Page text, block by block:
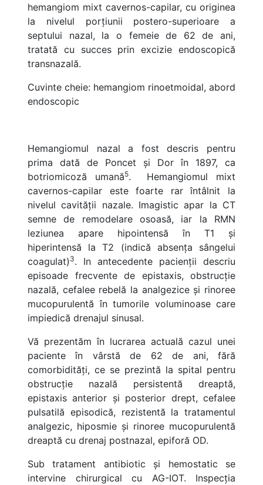
hemangiom mixt cavernos-capilar, cu originea
la nivelul porțiunii postero-superioare a
septului nazal, la o femeie de 62 de ani,
tratată cu succes prin excizie endoscopică
transnazală.
Cuvinte cheie: hemangiom rinoetmoidal, abord
endoscopic
Hemangiomul nazal a fost descris pentru
prima dată de Poncet și Dor în 1897, ca
botriomicoză umană5. Hemangiomul mixt
cavernos-capilar este foarte rar întâlnit la
nivelul cavității nazale. Imagistic apar la CT
semne de remodelare osoasă, iar la RMN
leziunea apare hipointensă în T1 și
hiperintensă la T2 (indică absența sângelui
coagulat) 3. In antecedente pacienții descriu
episoade frecvente de epistaxis, obstrucție
nazală, cefalee rebelă la analgezice și rinoree
mucopurulentă în tumorile voluminoase care
impiedică drenajul sinusal.
Vă prezentăm în lucrarea actuală cazul unei
paciente în vârstă de 62 de ani, fără
comorbidități, ce se prezintă la spital pentru
obstrucție nazală persistentă dreaptă,
epistaxis anterior și posterior drept, cefalee
pulsatilă episodică, rezistentă la tratamentul
analgezic, hiposmie și rinoree mucopurulentă
dreaptă cu drenaj postnazal, epiforă OD.
Sub tratament antibiotic și hemostatic se
intervine chirurgical cu AG-IOT. Inspecția